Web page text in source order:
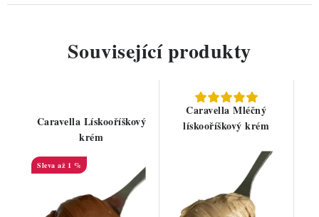
Související produkty
Caravella Lískooříškový
krém
až 1 %
Caravella Mléčný
lískooříškový krém